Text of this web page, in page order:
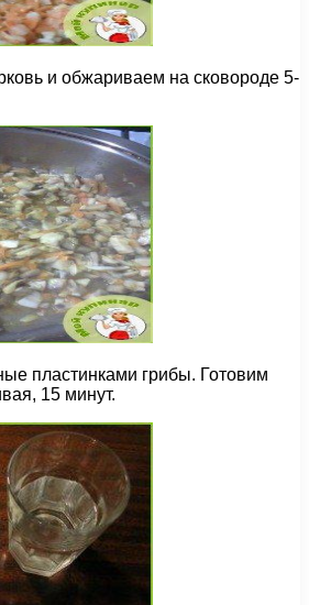
и обжариваем на сковороде 5-
пластинками грибы. Готовим
15 минут.